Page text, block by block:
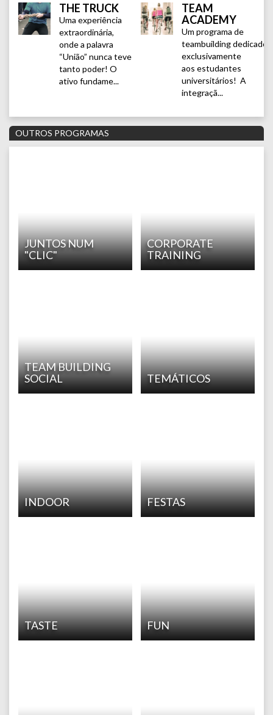
THE TRUCK
Uma experiência
extraordinária,
onde a palavra
“União” nunca teve
tanto poder! O
ativo fundame...
TEAM
ACADEMY
Um programa de
teambuilding dedicado
exclusivamente
aos estudantes
universitários! A
integraçã...
OUTROS PROGRAMAS
JUNTOS NUM
"CLIC"
CORPORATE
TRAINING
TEAM BUILDING
SOCIAL
TEMÁTICOS
INDOOR FESTAS
TASTE FUN